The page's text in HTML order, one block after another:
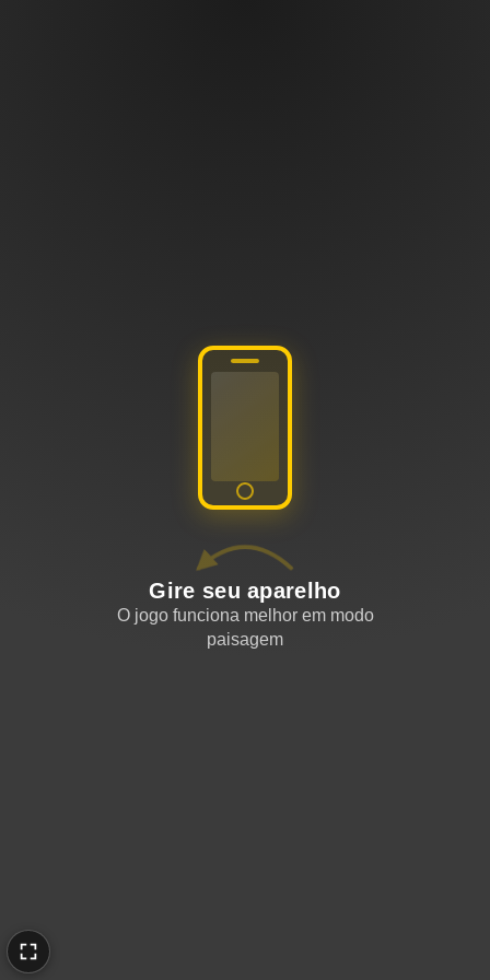
Gire seu aparelho
O jogo funciona melhor em modo
paisagem